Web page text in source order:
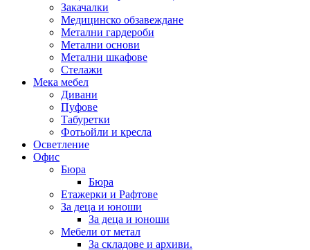
Закачалки
Медицинско обзавеждане
Метални гардероби
Метални основи
Метални шкафове
Стелажи
Мека мебел
Дивани
Пуфове
Табуретки
Фотьойли и кресла
Осветление
Офис
Бюра
Бюра
Етажерки и Рафтове
За деца и юноши
За деца и юноши
Мебели от метал
За складове и архиви.